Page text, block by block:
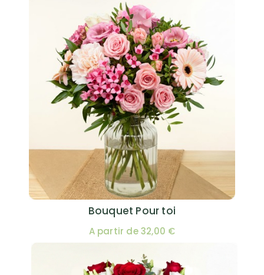
Bouquet Pour toi
A partir de 32,00 €